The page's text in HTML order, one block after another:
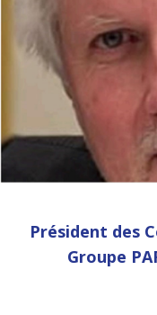
Président des
Groupe